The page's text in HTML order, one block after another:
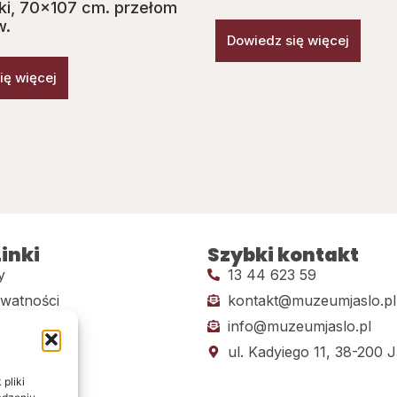
pliki
70×107 cm. przełom
więcej
Dowiedz się więcej
Szybki kontakt
13 44 623 59
kontakt@muzeumjaslo.pl
info@muzeumjaslo.pl
ul. Kadyiego 11, 38-200